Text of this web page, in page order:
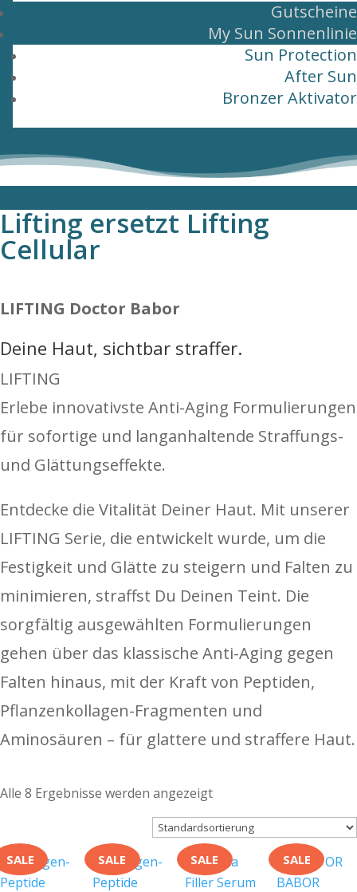
Gutscheine
My Sun Sonnenlinie
Sun Protection
After Sun
Bronzer Aktivator
Lifting ersetzt Lifting
Cellular
LIFTING Doctor Babor
Deine Haut, sichtbar straffer.
LIFTING
Erlebe innovativste Anti-Aging Formulierungen
für sofortige und langanhaltende Straffungs-
und Glättungseffekte.
Entdecke die Vitalität Deiner Haut. Mit unserer
LIFTING Serie, die entwickelt wurde, um die
Festigkeit und Glätte zu steigern und Falten zu
minimieren, straffst Du Deinen Teint. Die
sorgfältig ausgewählten Formulierungen
gehen über das klassische Anti-Aging gegen
Falten hinaus, mit der Kraft von Peptiden,
Pflanzenkollagen-Fragmenten und
Aminosäuren – für glattere und straffere Haut.
Alle 8 Ergebnisse werden angezeigt
SALE SALE SALE SALE